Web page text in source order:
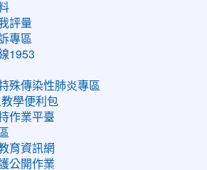
評量
專區
1953
殊傳染性肺炎專區
學便利包
作業平臺
育資訊網
公開作業